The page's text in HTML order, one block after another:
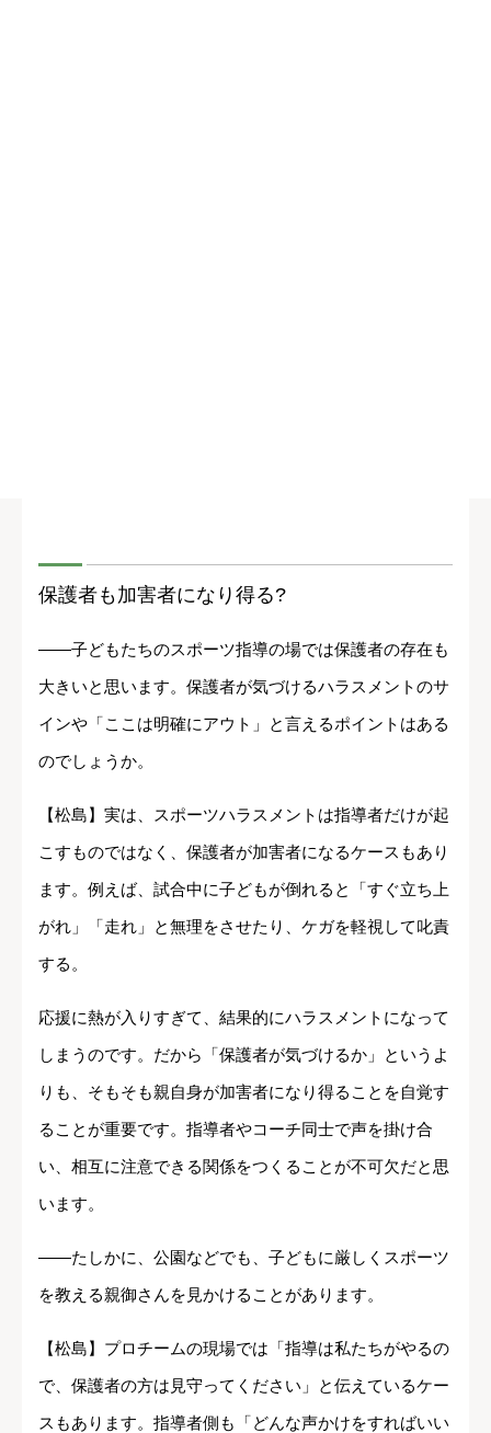
保護者も加害者になり得る?
――子どもたちのスポーツ指導の場では保護者の存在も
大きいと思います。保護者が気づけるハラスメントのサ
インや「ここは明確にアウト」と言えるポイントはある
のでしょうか。
【松島】実は、スポーツハラスメントは指導者だけが起
こすものではなく、保護者が加害者になるケースもあり
ます。例えば、試合中に子どもが倒れると「すぐ立ち上
がれ」「走れ」と無理をさせたり、ケガを軽視して叱責
する。
応援に熱が入りすぎて、結果的にハラスメントになって
しまうのです。だから「保護者が気づけるか」というよ
りも、そもそも親自身が加害者になり得ることを自覚す
ることが重要です。指導者やコーチ同士で声を掛け合
い、相互に注意できる関係をつくることが不可欠だと思
います。
――たしかに、公園などでも、子どもに厳しくスポーツ
を教える親御さんを見かけることがあります。
【松島】プロチームの現場では「指導は私たちがやるの
で、保護者の方は見守ってください」と伝えているケー
スもあります。指導者側も「どんな声かけをすればいい